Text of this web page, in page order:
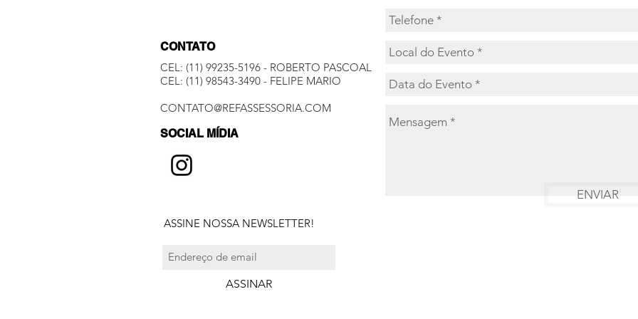
CONTATO
CEL: (11) 99235-5196 - ROBERTO PASCOAL
​CEL: (11) 98543-3490 - FELIPE MARIO
CONTATO@REFASSESSORIA.COM
SOCIAL MÍDIA
ASSINE NOSSA NEWSLETTER!
ASSINAR
ENVIAR